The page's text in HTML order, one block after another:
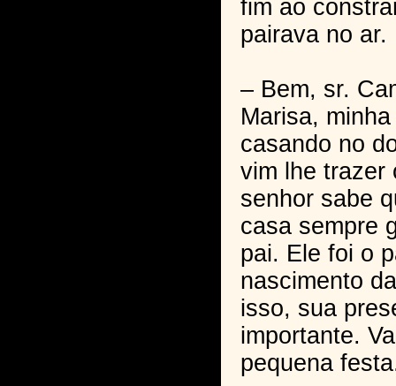
fim ao
pairava no ar.
– Bem, sr.
Marisa,
casando no
vim lhe trazer
senhor sabe
casa sempre
pai. Ele foi o
nascimento
isso, sua
importante.
pequena